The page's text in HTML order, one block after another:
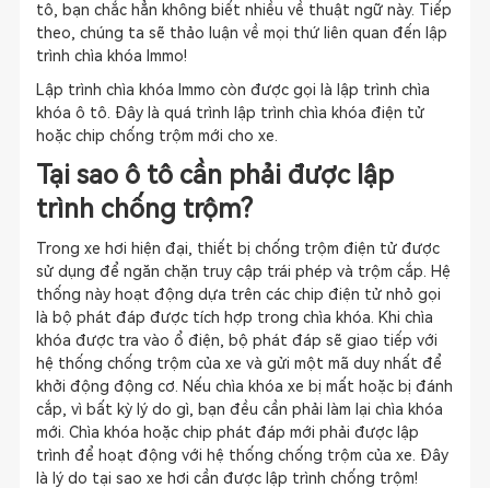
tô, bạn chắc hẳn không biết nhiều về thuật ngữ này. Tiếp
theo, chúng ta sẽ thảo luận về mọi thứ liên quan đến lập
trình chìa khóa Immo!
Lập trình chìa khóa Immo còn được gọi là lập trình chìa
khóa ô tô. Đây là quá trình lập trình chìa khóa điện tử
hoặc chip chống trộm mới cho xe.
Tạisao ô tô cần phải được lập
trình chống trộm?
Trong xe hơi hiện đại, thiết bị chống trộm điện tử được
sử dụng để ngăn chặn truy cập trái phép và trộm cắp. Hệ
thống này hoạt động dựa trên các chip điện tử nhỏ gọi
là bộ phát đáp được tích hợp trong chìa khóa. Khi chìa
khóa được tra vào ổ điện, bộ phát đáp sẽ giao tiếp với
hệ thống chống trộm của xe và gửi một mã duy nhất để
khởi động động cơ. Nếu chìa khóa xe bị mất hoặc bị đánh
cắp, vì bất kỳ lý do gì, bạn đều cần phải làm lại chìa khóa
mới. Chìa khóa hoặc chip phát đáp mới phải được lập
trình để hoạt động với hệ thống chống trộm của xe. Đây
là lý do tại sao xe hơi cần được lập trình chống trộm!